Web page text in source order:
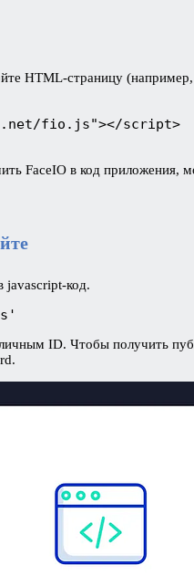
HTML-страницу
fio.js"></script>
FaceIO в код приложения,
javascript-код.
ID. Чтобы получить